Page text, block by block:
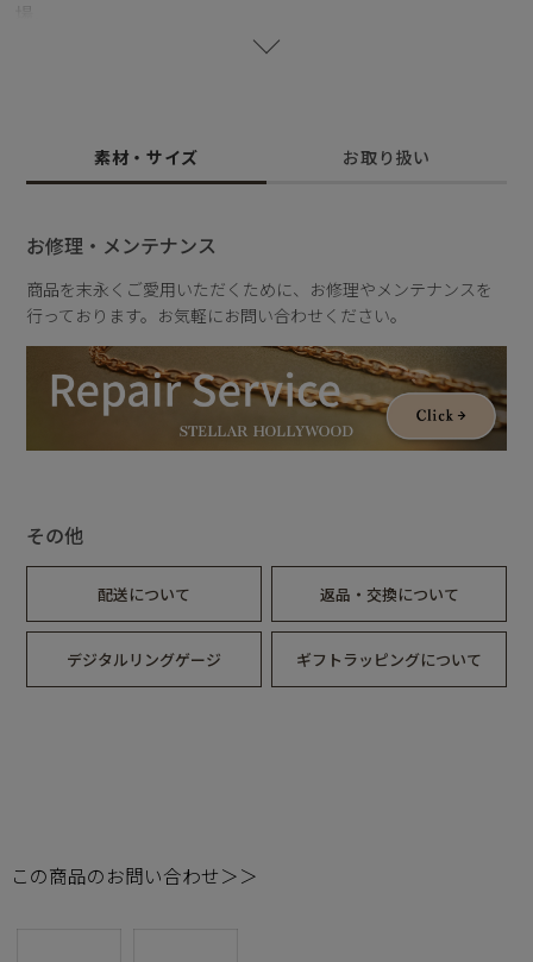
ジュエリーは直接身につけ、外的な影響を受けやすいもの。
効果は約3年もつと言われています。 コーティングをすること
で皮膚と金属が触れる部分を遮断することができ、 金属アレ
ストなどへのコーティングもオススメです。 （※すべての人
<メンテナンスの流れ>
返送先
〒150-0002
東京都渋谷区渋谷2-1-12 VORT AOYAMAⅡ7F
を行います。 【クリスタルコーティング】でジュエリーを保
護し、傷を防止します。 最後に【抗菌コーティング】で繰り
返し使用しても強いアクセサリーに仕上げます。 約2週間お時
※他社商品につきましては対応致しかねます。
素材・サイズ お取り扱い
お修理・メンテナンス
商品を末永くご愛用いただくために、お修理やメンテナンスを
行っております。お気軽にお問い合わせください。
その他
配送について 返品・交換について
デジタルリングゲージ ギフトラッピングについて
この商品のお問い合わせ＞＞